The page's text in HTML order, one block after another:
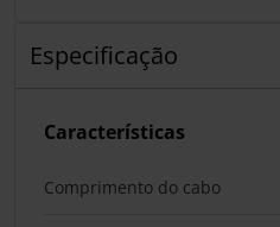
Especificação
Características
Comprimento do cabo